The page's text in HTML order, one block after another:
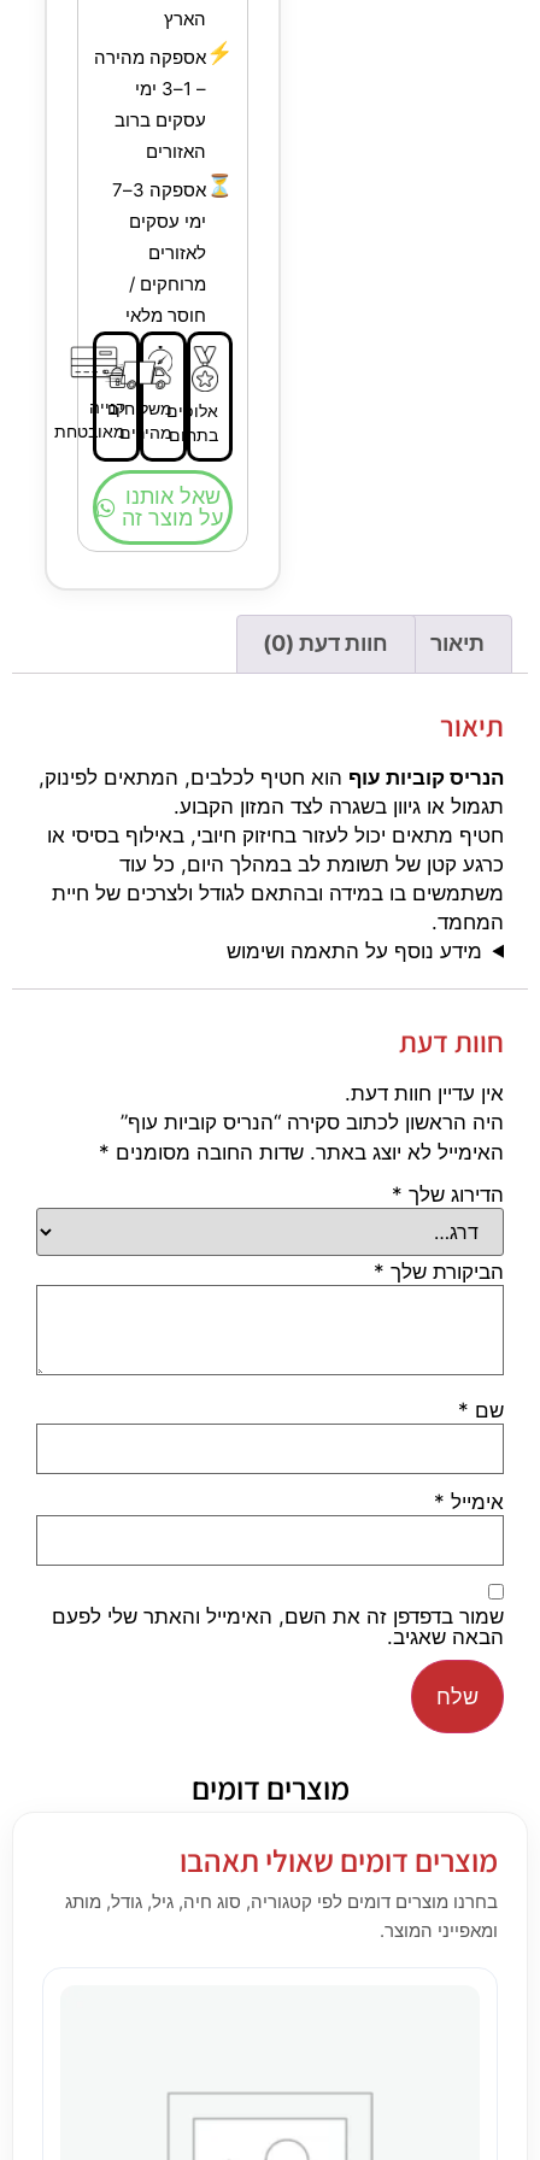
הארץ
⚡אספקה מהירה
– 1–3 ימי
עסקים ברוב
האזורים
⏳
אספקה 3–7
ימי עסקים
לאזורים
מרוחקים /
חוסר מלאי
אלופים
בתחום
משלוחים
מהירים
קנייה
מאובטחת
שאל אותנו
על מוצר זה
תיאור חוות דעת (0)
תיאור
הנריס קוביות עוף הוא חטיף לכלבים, המתאים לפינוק,
תגמול או גיוון בשגרה לצד המזון הקבוע.
חטיף מתאים יכול לעזור בחיזוק חיובי, באילוף בסיסי או
כרגע קטן של תשומת לב במהלך היום, כל עוד
משתמשים בו במידה ובהתאם לגודל ולצרכים של חיית
המחמד.
מידע נוסף על התאמה ושימוש
חוות דעת
אין עדיין חוות דעת.
היה הראשון לכתוב סקירה “הנריס קוביות עוף”
האימייל לא יוצג באתר. שדות החובה מסומנים *
הדירוג שלך *
הביקורת שלך *
שם *
אימייל *
שמור בדפדפן זה את השם, האימייל והאתר שלי לפעם
הבאה שאגיב.
מוצרים דומים
מוצרים דומים שאולי תאהבו
בחרנו מוצרים דומים לפי קטגוריה, סוג חיה, גיל, גודל, מותג
ומאפייני המוצר.